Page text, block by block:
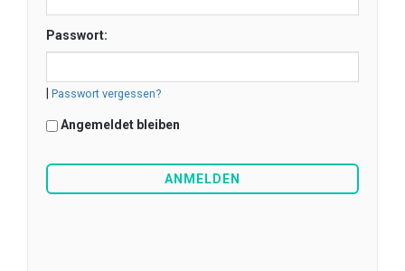
Passwort:
Passwort vergessen?
Angemeldet bleiben